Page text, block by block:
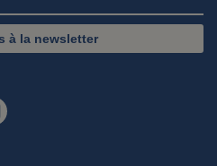
à la newsletter